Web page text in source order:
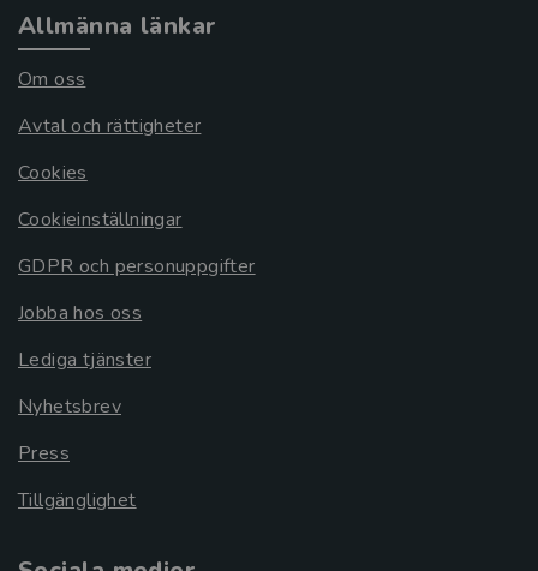
Allmänna länkar
Om oss
Avtal och rättigheter
Cookies
Cookieinställningar
GDPR och personuppgifter
Jobba hos oss
Lediga tjänster
Nyhetsbrev
Press
Tillgänglighet